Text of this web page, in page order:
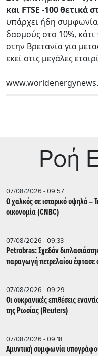
και FTSE -100 θετικά
υπάρχει ήδη
δασμούς στο 10%,
στην Βρετανία για
εκεί στις μεγάλες
Ρoή
07/08/2026 - 09:57
Ο χαλκός σε ιστορικό υψηλό –
οικονομία (CNBC)
07/08/2026 - 09:33
Petrobras: Σχεδόν
παραγωγή πετρελαίου έφτασε
07/08/2026 - 09:29
Οι ουκρανικές επιθέσεις
της Ρωσίας (Reuters)
07/08/2026 - 09:18
Αμυντική συμφωνία